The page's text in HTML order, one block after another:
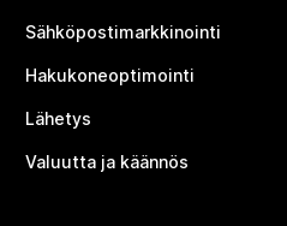
Sähköpostimarkkinointi
Hakukoneoptimointi
Lähetys
Valuutta ja käännös